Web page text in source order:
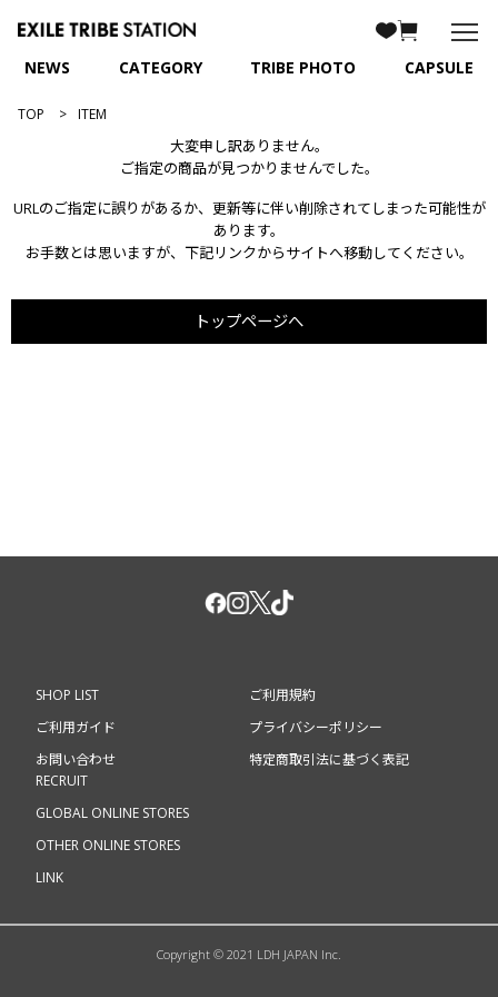
NEWS CATEGORY TRIBE PHOTO CAPSULE
TOP ITEM
大変申し訳ありません。
ご指定の商品が見つかりませんでした。
URLのご指定に誤りがあるか、更新等に伴い削除されてしまった可能性が
あります。
お手数とは思いますが、下記リンクからサイトへ移動してください。
トップページへ
SHOP LIST
ご利用ガイド
お問い合わせ
ご利用規約
プライバシーポリシー
特定商取引法に基づく表記
RECRUIT
GLOBAL ONLINE STORES
OTHER ONLINE STORES
LINK
Copyright © 2021 LDH JAPAN Inc.